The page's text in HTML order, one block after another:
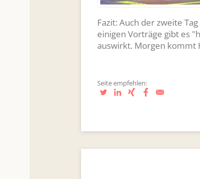
Fazit: Auch der zweite
einigen Vorträge gibt es
auswirkt. Morgen kommt
Seite empfehlen: